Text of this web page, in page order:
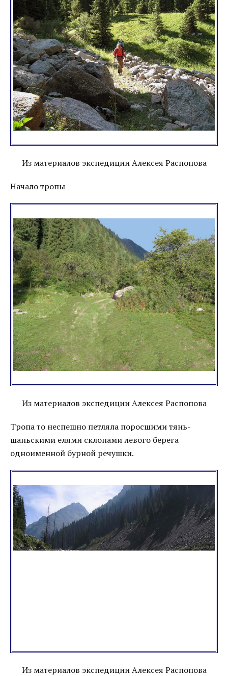
Из материалов экспедиции Алексея Распопова
Начало тропы
Из материалов экспедиции Алексея Распопова
Тропа то неспешно петляла поросшими тянь-
шаньскими елями склонами левого берега
одноименной бурной речушки.
Из материалов экспедиции Алексея Распопова